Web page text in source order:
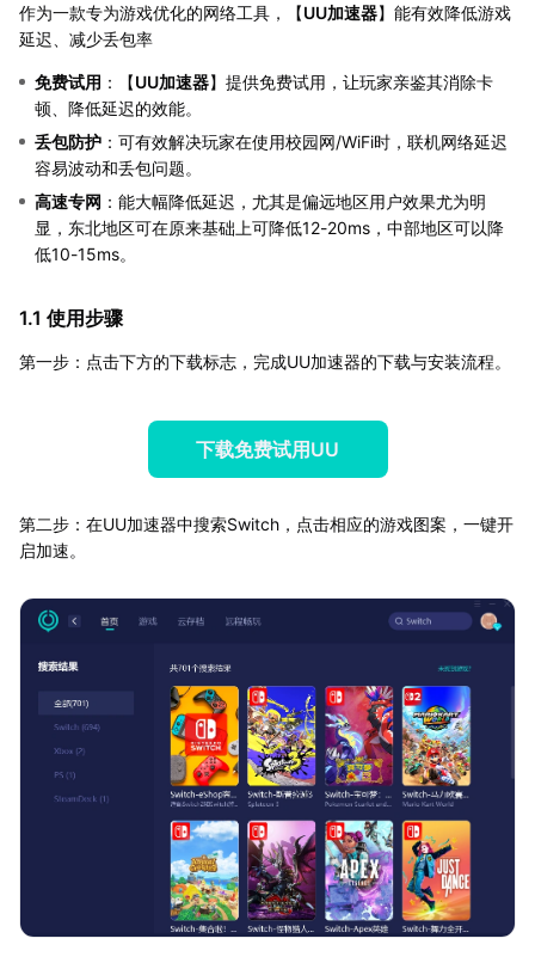
作为一款专为游戏优化的网络工具，【UU加速器】能有效降低游戏
延迟、减少丢包率
免费试用 ：【UU加速器】提供免费试用，让玩家亲鉴其消除卡
顿、降低延迟的效能。
丢包防护 ：可有效解决玩家在使用校园网/WiFi时，联机网络延迟
容易波动和丢包问题。
高速专网 ：能大幅降低延迟，尤其是偏远地区用户效果尤为明
显，东北地区可在原来基础上可降低12-20ms，中部地区可以降
低10-15ms。
1.1 使用步骤
第一步：点击下方的下载标志，完成UU加速器的下载与安装流程。
下载免费试用UU
第二步：在UU加速器中搜索Switch，点击相应的游戏图案，一键开
启加速。